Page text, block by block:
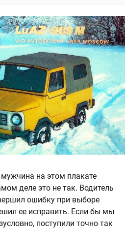
на этом плакате
деле это не так. Водитель
ошибку при выборе
ее исправить. Если бы мы
поступили точно так